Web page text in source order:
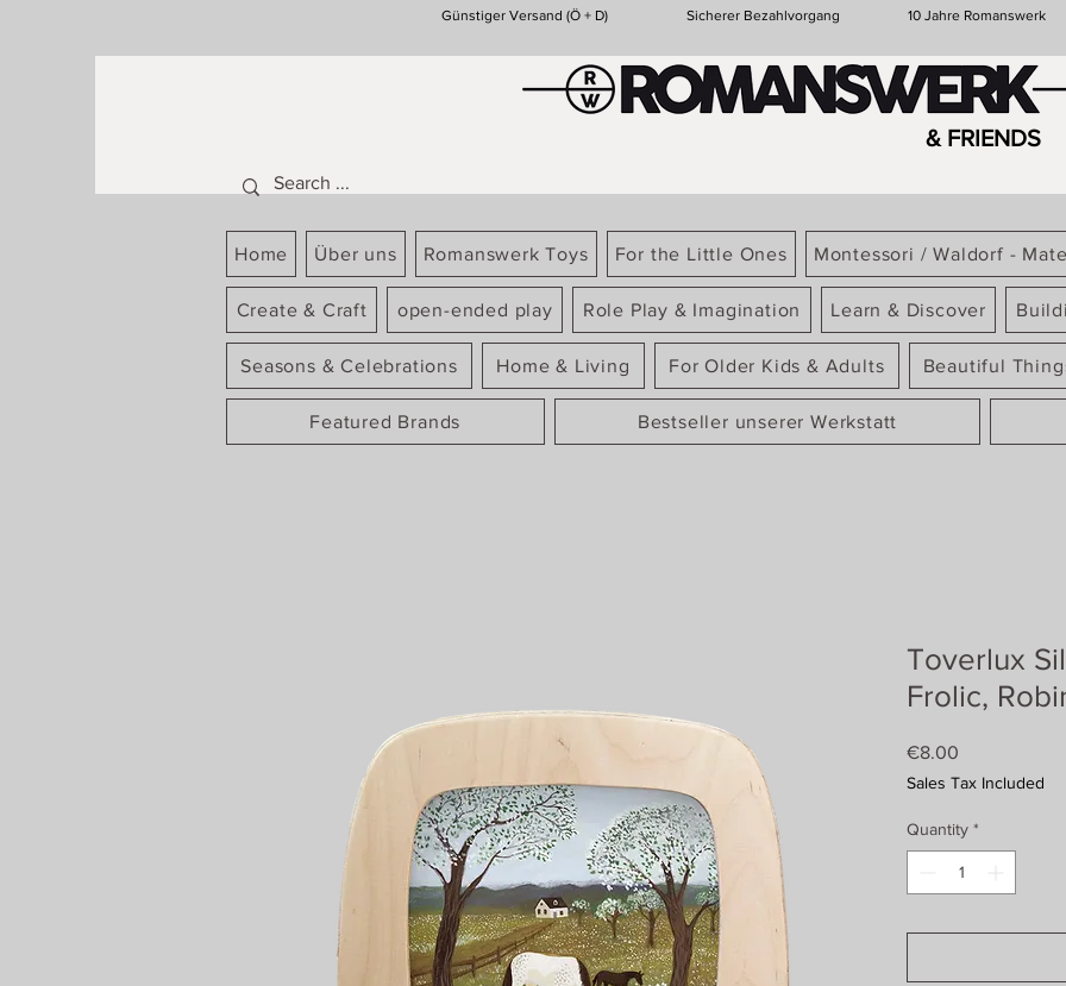
Günstiger Versand (Ö + D) Sicherer Bezahlvorgang 10 Jahre Romanswerk
& FRIENDS
Home Über uns Romanswerk Toys For the Little Ones Montessori / Waldorf -
Create & Craft open-ended play Role Play & Imagination Learn & Discover
Seasons & Celebrations Home & Living For Older Kids & Adults Beautiful
Featured Brands Bestseller unserer Werkstatt
Toverlux
Frolic,
€8.00
Sales Tax Included
Quantity *